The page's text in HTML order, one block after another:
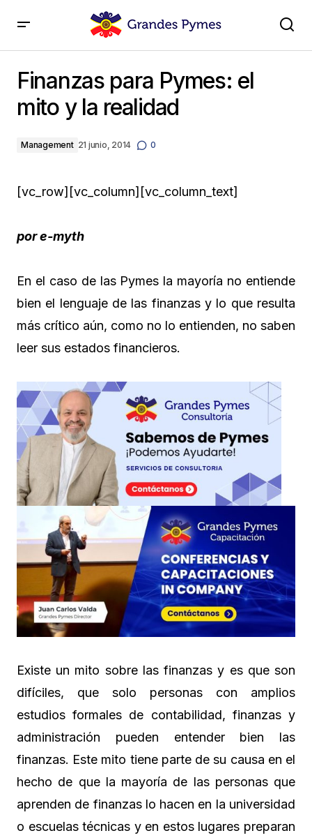
Finanzas para Pymes: el
mito y la realidad
Management 21 junio, 2014 0
[vc_row][vc_column][vc_column_text]
por e-myth
En el caso de las Pymes la mayoría no entiende
bien el lenguaje de las finanzas y lo que resulta
más crítico aún, como no lo entienden, no saben
leer sus estados financieros.
Existe un mito sobre las finanzas y es que son
difíciles, que solo personas con amplios
estudios formales de contabilidad, finanzas y
administración pueden entender bien las
finanzas. Este mito tiene parte de su causa en el
hecho de que la mayoría de las personas que
aprenden de finanzas lo hacen en la universidad
o escuelas técnicas y en estos lugares preparan